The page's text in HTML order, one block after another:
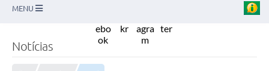
MENU
Notícias